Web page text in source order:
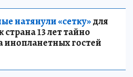
натянули «сетку»для
13 лет тайно
инопланетных гостей